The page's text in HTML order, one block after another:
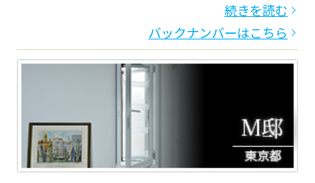
続きを読む
バックナンバーはこちら